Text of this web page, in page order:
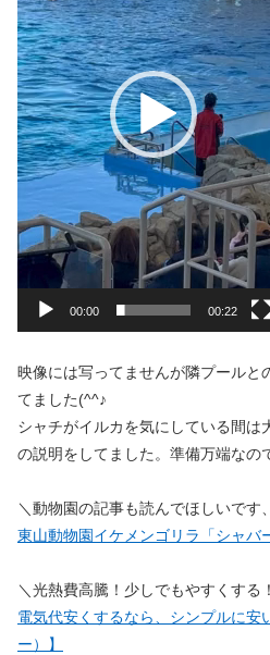
ー
ヤ
ー
00:00 00:22
映像には写ってませんが隣プールと
てました(^^♪
シャチがイルカを気にしている間は
の説明をしてました。準備万端なの
＼動物園の記事も読んでほしいです
東山動物園イケメンゴリラ「シャバ
＼光熱費高騰！少しでもやすくする
電気代安くするなら、シンプルに安
ー）】